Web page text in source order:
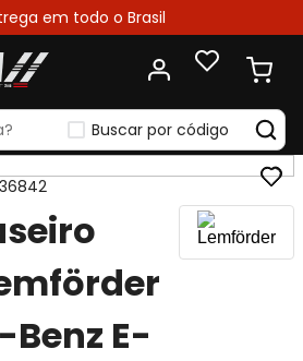
em todo o Brasil
Buscar por código
E-